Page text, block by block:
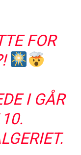
FOR
I GÅR